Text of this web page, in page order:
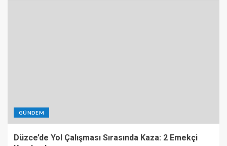
GÜNDEM
Düzce’de Yol Çalışması Sırasında Kaza: 2 Emekçi